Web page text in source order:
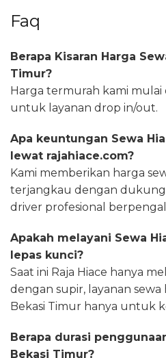
Faq
Berapa Kisaran Harga
Timur?
Harga termurah kami mulai
untuk layanan drop in/out.
Apa keuntungan Sewa
lewat rajahiace.com?
Kami memberikan harga
terjangkau dengan
driver profesional
Apakah melayani Sewa
lepas kunci?
Saat ini Raja Hiace hanya
dengan supir, layanan sewa
Bekasi Timur hanya untuk
Berapa durasi
Bekasi Timur?